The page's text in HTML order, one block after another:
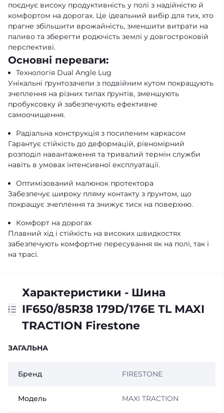
поєднує високу продуктивність у полі з надійністю й
комфортом на дорогах. Це ідеальний вибір для тих, хто
прагне збільшити врожайність, зменшити витрати на
паливо та зберегти родючість землі у довгостроковій
перспективі.
Основні переваги:
Технологія Dual Angle Lug
Унікальні ґрунтозачепи з подвійним кутом покращують
зчеплення на різних типах ґрунтів, зменшують
пробуксовку й забезпечують ефективне
самоочищення.
Радіальна конструкція з посиленим каркасом
Гарантує стійкість до деформацій, рівномірний
розподіл навантаження та тривалий термін служби
навіть в умовах інтенсивної експлуатації.
Оптимізований малюнок протектора
Забезпечує широку пляму контакту з ґрунтом, що
покращує зчеплення та знижує тиск на поверхню.
Комфорт на дорогах
Плавний хід і стійкість на високих швидкостях
забезпечують комфортне пересування як на полі, так і
на трасі.
Характеристики - Шина
IF650/85R38 179D/176E TL MAXI
TRACTION Firestone
ЗАГАЛЬНА
Бренд FIRESTONE
Модель MAXI TRACTION